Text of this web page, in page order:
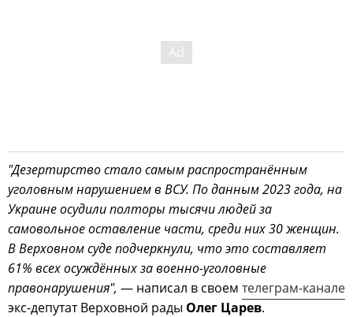
"Дезертирство стало самым распространённым
уголовным нарушением в ВСУ. По данным 2023 года, на
Украине осудили полторы тысячи людей за
самовольное оставление части, среди них 30 женщин.
В Верховном суде подчеркнули, что это составляет
61% всех осуждённых за военно-уголовные
правонарушения", — написал в своем телеграм-канале
экс-депутат Верховной рады Олег Царев.